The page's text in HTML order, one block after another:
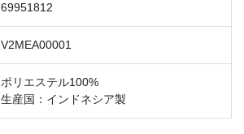
69951812
V2MEA00001
ポリエステル100%
生産国：インドネシア製